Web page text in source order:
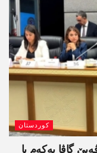
کوردستان
گاڤا یەکەم یا